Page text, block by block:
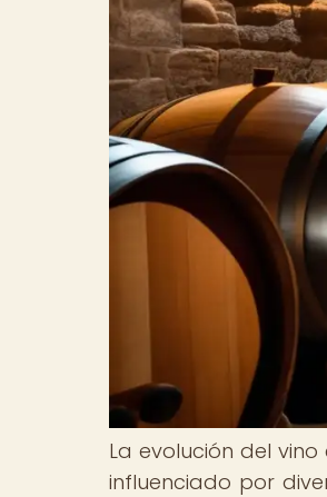
La evolución del
influenciado por